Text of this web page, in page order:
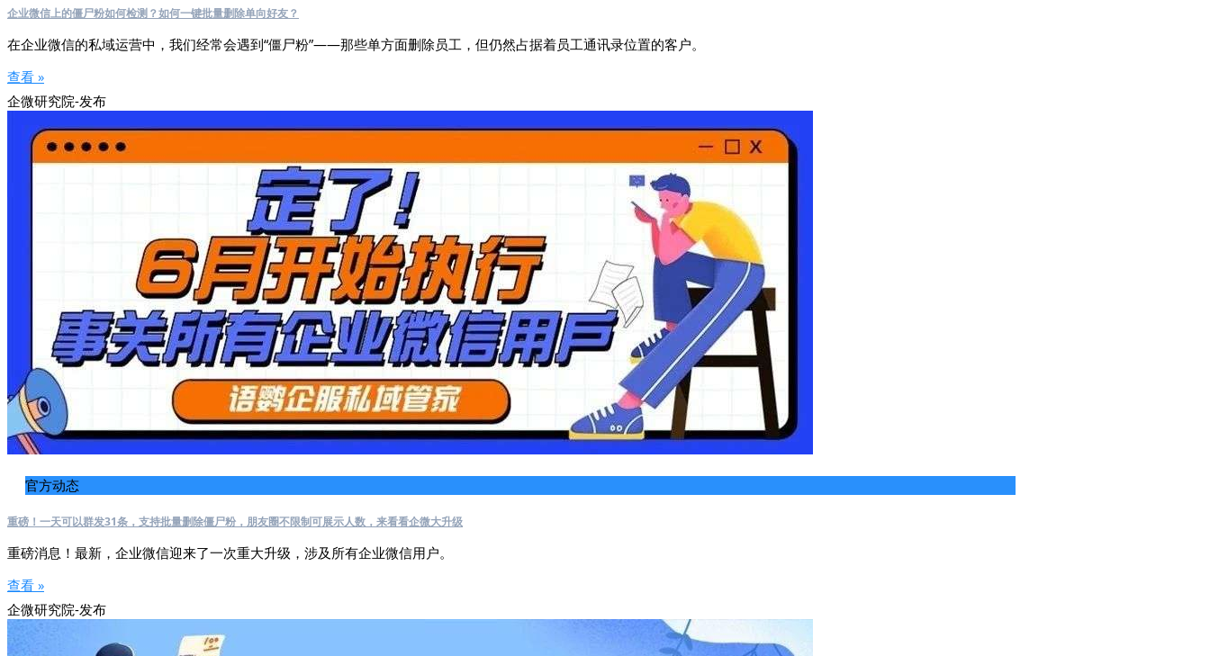
企业微信上的僵尸粉如何检测？如何一键批量删除单向好友？
在企业微信的私域运营中，我们经常会遇到“僵尸粉”——那些单方面删除员工，但仍然占据着员工通讯录位置的客户。
查看 »
企微研究院-发布
官方动态
重磅！一天可以群发31条，支持批量删除僵尸粉，朋友圈不限制可展示人数，来看看企微大升级
重磅消息！最新，企业微信迎来了一次重大升级，涉及所有企业微信用户。
查看 »
企微研究院-发布